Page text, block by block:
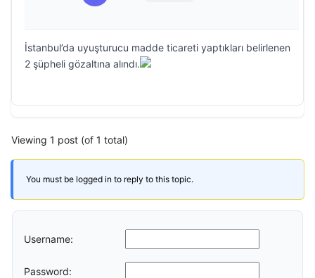
İstanbul’da uyuşturucu madde ticareti yaptıkları belirlenen
2 şüpheli gözaltına alındı.
Viewing 1 post (of 1 total)
You must be logged in to reply to this topic.
Username:
Password: